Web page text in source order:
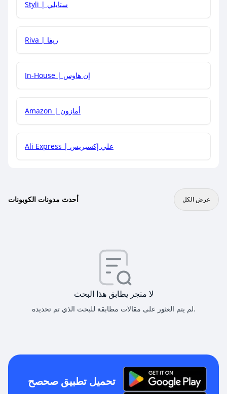
هل يمكنني جمع كود خصم مع العروض الأخرى؟
Styli | ستايلي
Riva | ريفا
In-House | إن هاوس
Amazon | أمازون
Ali Express | علي إكسبريس
أحدث مدونات الكوبونات عرض الكل
لا متجر يطابق هذا البحث
لم يتم العثور على مقالات مطابقة للبحث الذي تم تحديده.
تحميل تطبيق صحصح